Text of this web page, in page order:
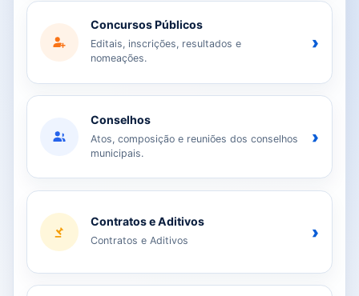
Concursos Públicos
Editais, inscrições, resultados e
nomeações.
›
Conselhos
Atos, composição e reuniões dos conselhos
municipais.
›
Contratos e Aditivos
Contratos e Aditivos ›